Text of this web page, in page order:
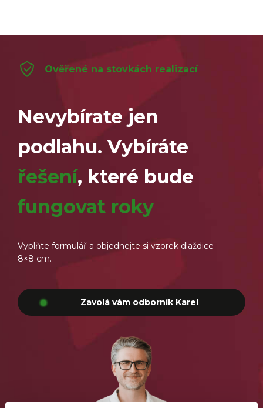
Ověřené na stovkách realizací
Nevybírate jen
podlahu. Vybíráte
řešení, které bude
fungovat roky
Vyplňte formulář a objednejte si vzorek dlaždice
8×8 cm.
Zavolá vám odborník Karel